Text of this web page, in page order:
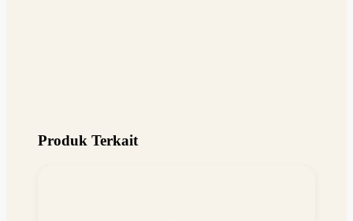
Produk Terkait